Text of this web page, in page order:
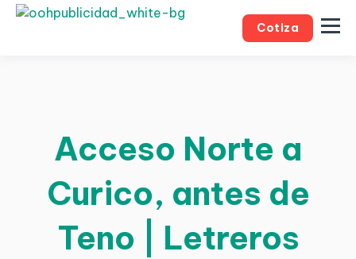
Cotiza
Acceso Norte a
Curico, antes de
Teno | Letreros